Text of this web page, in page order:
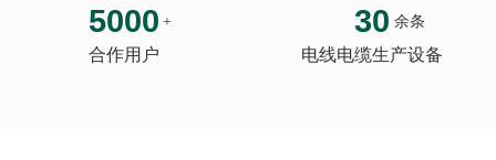
5000 +
合作用户
30 余条
电线电缆生产设备